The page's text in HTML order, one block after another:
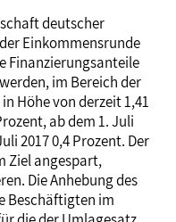
deutscher
Einkommensrunde
Finanzierungsanteile
im Bereich der
Höhe von derzeit 1,41
ab dem 1. Juli
2017 0,4 Prozent. Der
Ziel angespart,
Die Anhebung des
Beschäftigten im